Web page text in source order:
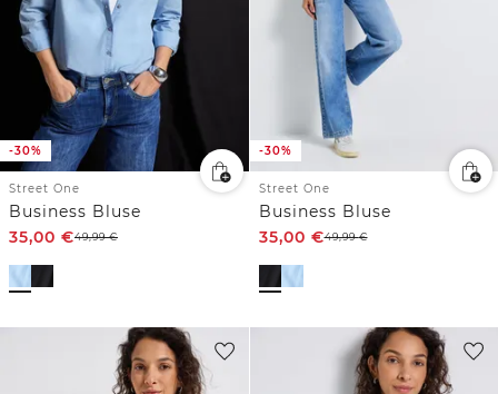
-30%
Street One
Business Bluse
35,00 €49,99€
-30%
Street One
Business Bluse
35,00 €49,99€